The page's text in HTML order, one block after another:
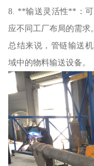
8. **输送灵活性**：
应不同工厂布局的需求。
总结来说，管链输送
域中的物料输送设备。